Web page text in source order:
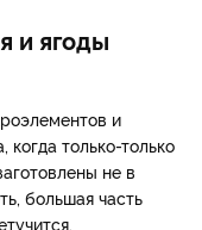
и ягоды
и
только-только
не в
большая часть